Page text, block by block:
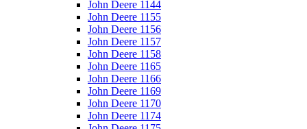
John Deere 1144
John Deere 1155
John Deere 1156
John Deere 1157
John Deere 1158
John Deere 1165
John Deere 1166
John Deere 1169
John Deere 1170
John Deere 1174